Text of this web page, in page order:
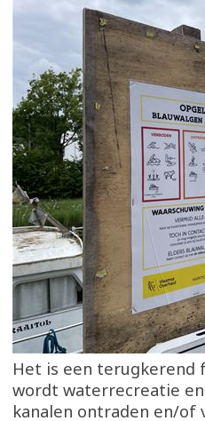
Het is een terugkerend
wordt waterrecreatie
kanalen ontraden en/of